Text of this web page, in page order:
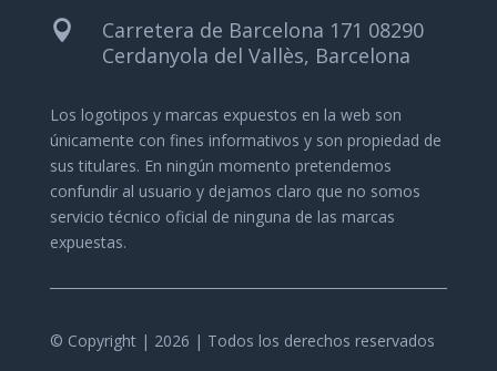

Carretera de Barcelona 171 08290
Cerdanyola del Vallès, Barcelona
Los logotipos y marcas expuestos en la web son
únicamente con fines informativos y son propiedad de
sus titulares. En ningún momento pretendemos
confundir al usuario y dejamos claro que no somos
servicio técnico oficial de ninguna de las marcas
expuestas.
© Copyright | 2026 | Todos los derechos reservados